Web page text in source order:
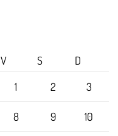
V S
D
1
2 3
8 9 10